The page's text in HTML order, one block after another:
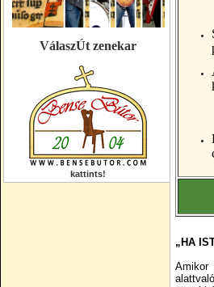
VálaszÚt zenekar
kattints!
„HA
Amikor